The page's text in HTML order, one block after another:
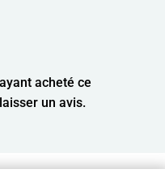
acheté ce
un avis.